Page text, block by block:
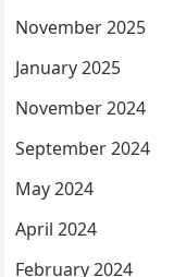
November 2025
January 2025
November 2024
September 2024
May 2024
April 2024
February 2024